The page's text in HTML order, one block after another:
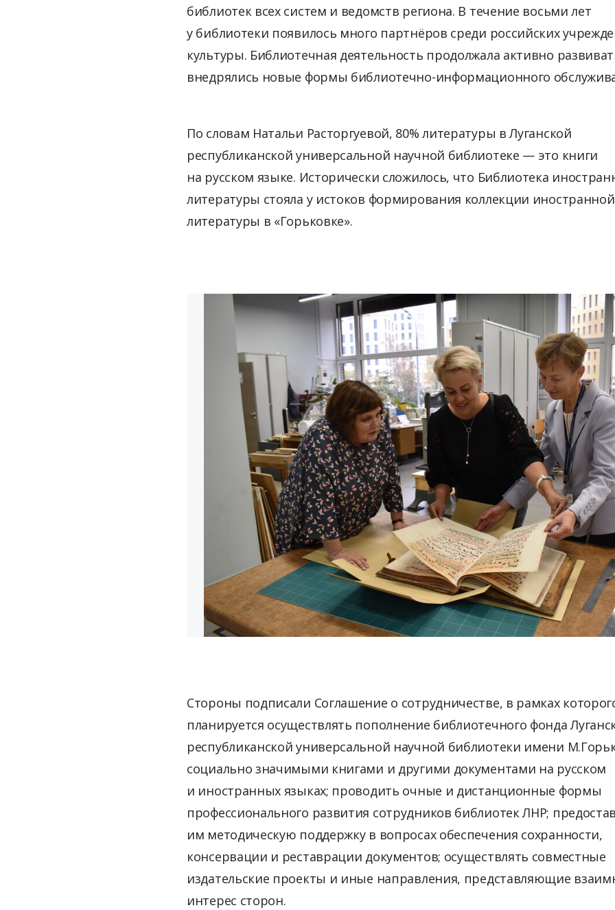
библиотек всех систем и ведомств региона. В течение восьми лет
у библиотеки появилось много партнёров среди российских
культуры. Библиотечная деятельность продолжала активно
внедрялись новые формы библиотечно-информационного
По словам Натальи Расторгуевой, 80% литературы в Луганской
республиканской универсальной научной библиотеке — это книги
на русском языке. Исторически сложилось, что Библиотека
литературы стояла у истоков формирования коллекции иностранной
литературы в «Горьковке».
Стороны подписали Соглашение о сотрудничестве, в рамках
планируется осуществлять пополнение библиотечного фонда
республиканской универсальной научной библиотеки имени
социально значимыми книгами и другими документами на русском
и иностранных языках; проводить очные и дистанционные формы
профессионального развития сотрудников библиотек ЛНР;
им методическую поддержку в вопросах обеспечения сохранности,
консервации и реставрации документов; осуществлять совместные
издательские проекты и иные направления, представляющие
интерес сторон.